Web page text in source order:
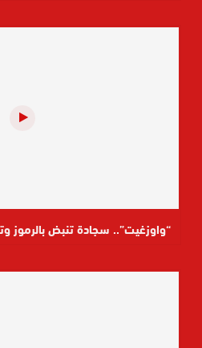
“واوزغيت”.. سجادة تنبض بالرموز